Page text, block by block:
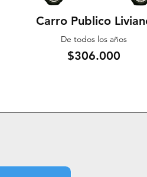
Carro Publico
De todos los años
$306.000